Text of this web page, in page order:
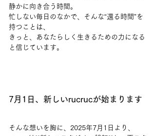
静かに向き合う時間。
忙しない毎日のなかで、そんな“還る時間”を
持つことは、
きっと、あなたらしく生きるための力になる
と信じています。
7月1日、新しいrucrucが始まります
そんな想いを胸に、2025年7月1日より、